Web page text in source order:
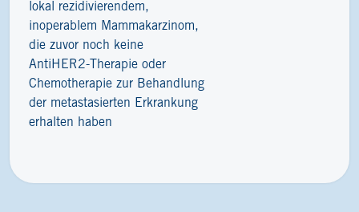
lokal rezidivierendem,
inoperablem Mammakarzinom,
die zuvor noch keine
AntiHER2-Therapie oder
Chemotherapie zur Behandlung
der metastasierten Erkrankung
erhalten haben